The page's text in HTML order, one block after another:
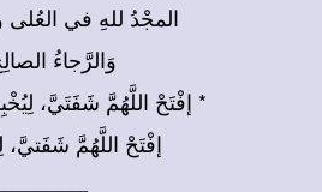
المجْدُ للهِ في
وَالرَّجاءُ
* إفْتَحْ اللَّهُمَّ شَفَتَيَّ،
إفْتَحْ اللَّهُمَّ